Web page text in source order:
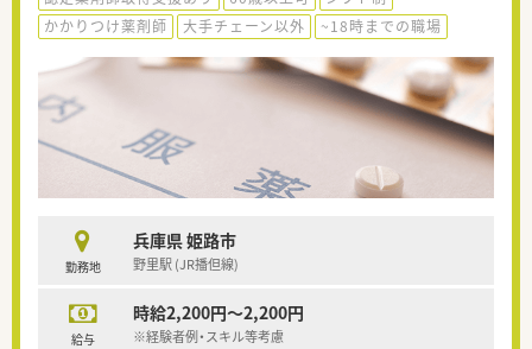
かかりつけ薬剤師
大手チェーン以外 ~18時までの職場
勤務地
兵庫県 姫路市
野里駅 (JR播但線)
給与
時給2,200円～2,200円
※経験者例・スキル等考慮